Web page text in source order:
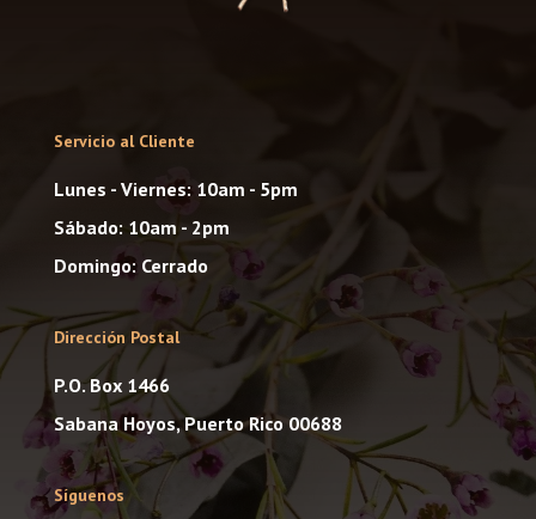
Servicio al Cliente
Lunes - Viernes: 10am - 5pm
Sábado: 10am - 2pm
Domingo: Cerrado
Dirección Postal
P.O. Box 1466
Sabana Hoyos, Puerto Rico 00688
Síguenos